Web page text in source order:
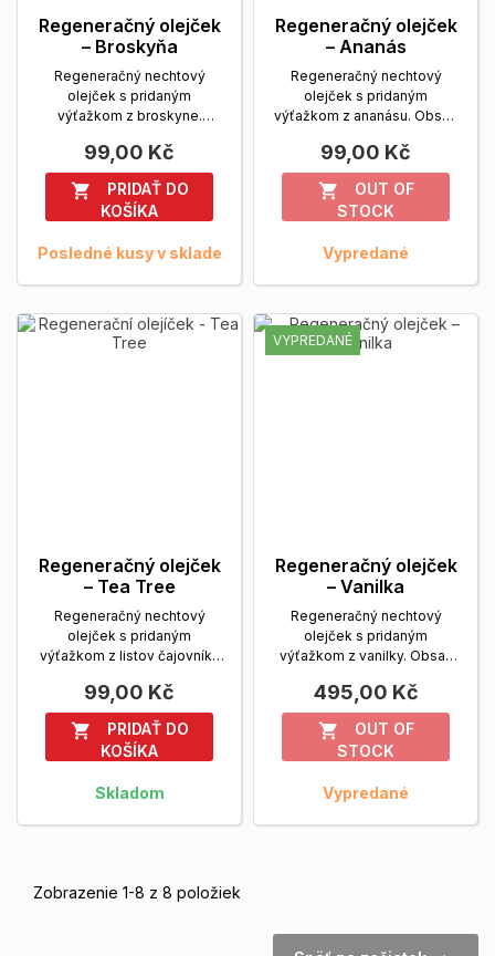
Regeneračný olejček
– Broskyňa
Regeneračný nechtový
olejček s pridaným
výťažkom z broskyne.
Zobrazit viac
99,00 Kč

PRIDAŤ DO
KOŠÍKA
Posledné kusy v sklade
Regeneračný olejček
– Ananás
Regeneračný nechtový
olejček s pridaným
výťažkom z ananásu. Obsah
99,00 Kč

OUT OF
STOCK
Vypredané
Regeneračný olejček
– Tea Tree
Regeneračný nechtový
olejček s pridaným
výťažkom z listov čajovníku
Tree.Obsah...Zobrazit viac
99,00 Kč

PRIDAŤ DO
KOŠÍKA
Skladom
VYPREDANÉ
Regeneračný olejček
– Vanilka
Regeneračný nechtový
olejček s pridaným
výťažkom z vanilky. Obsah
495,00 Kč

OUT OF
STOCK
Vypredané
Zobrazenie 1-8 z 8 položiek